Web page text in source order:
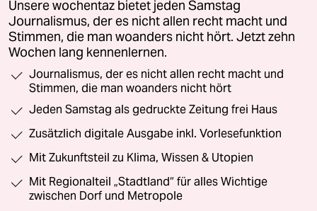
Unsere wochentaz bietet jeden Samstag
Journalismus, der es nicht allen recht macht und
Stimmen, die man woanders nicht hört. Jetzt zehn
Wochen lang kennenlernen.
Journalismus, der es nicht allen recht macht und
Stimmen, die man woanders nicht hört
Jeden Samstag als gedruckte Zeitung frei Haus
Zusätzlich digitale Ausgabe inkl. Vorlesefunktion
Mit Zukunftsteil zu Klima, Wissen & Utopien
Mit Regionalteil „Stadtland“ für alles Wichtige
zwischen Dorf und Metropole